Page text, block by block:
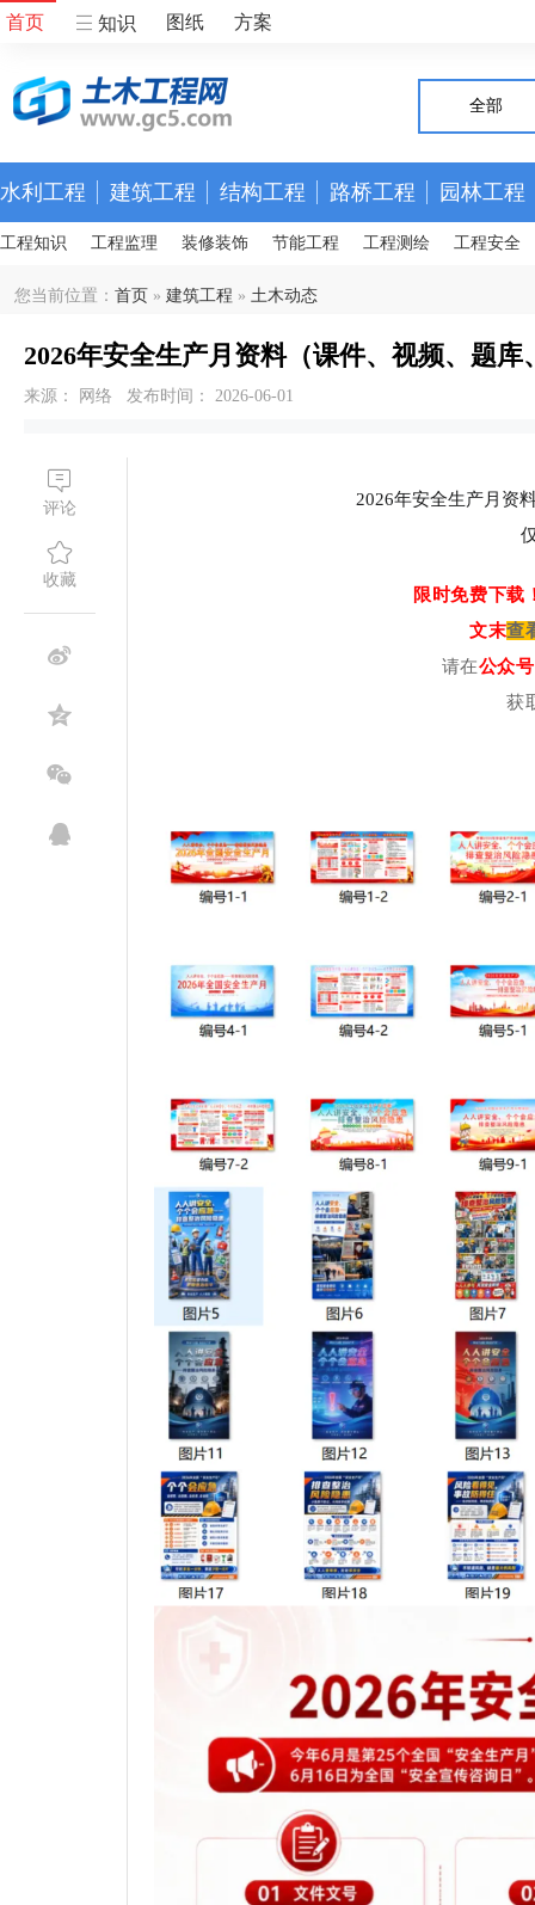
首页 知识 图纸 方案
全部
水利工程 建筑工程 结构工程 路桥工程 园林工程
工程知识 工程监理 装修装饰 节能工程 工程测绘 工程安全
您当前位置： 首页 » 建筑工程 » 土木动态
2026年安全生产月资料（课件、视频、题
来源： 网络 发布时间： 2026-06-01
评论
收藏
2026年安全生产月资
限时免费下载
文末查
请在公众
获